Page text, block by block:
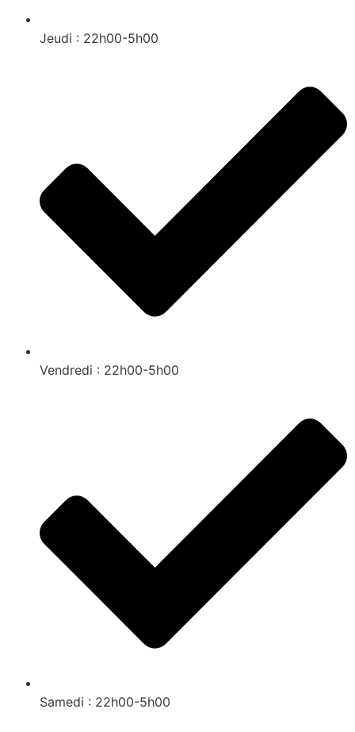
Jeudi : 22h00-5h00
Vendredi : 22h00-5h00
Samedi : 22h00-5h00